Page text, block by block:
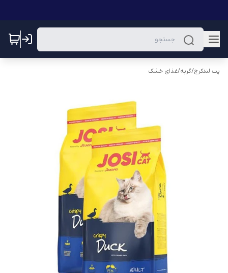
پت لندکرج/گربه/غذای خشک